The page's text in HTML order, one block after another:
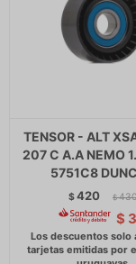
TENSOR - ALT
207 C A.A NEMO
5751C8
$420 $
$